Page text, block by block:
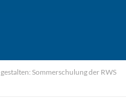
Sommerschulung der RWS